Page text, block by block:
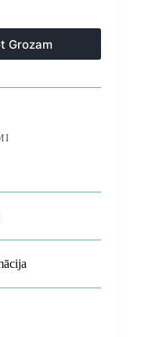
Grozam